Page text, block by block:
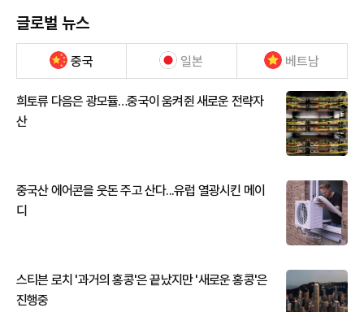
글로벌 뉴스
중국 일본 베트남
희토류 다음은 광모듈…중국이 움켜쥔 새로운 전략자
산
중국산 에어콘을 웃돈 주고 산다...유럽 열광시킨 메이
디
스티븐 로치 '과거의 홍콩'은 끝났지만 '새로운 홍콩'은
진행중